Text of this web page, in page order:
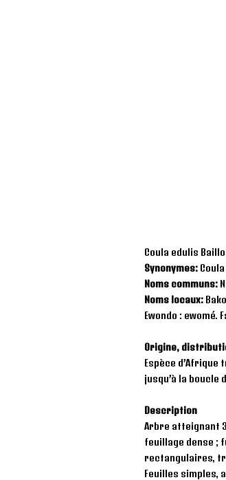
Coula edulis
Synonymes:
Noms communs:
Noms locaux:
Ewondo : ewomé.
Origine,
Espèce
jusqu’à la boucle
Description
Arbre atteignant
feuillage dense ;
rectangulaires,
Feuilles simples,